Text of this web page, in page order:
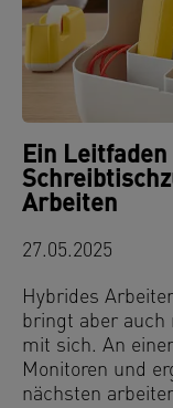
Ein
Arbeiten
27.05.2025
Hybrides
bringt aber auch
mit sich. An
Monitoren und
nächsten